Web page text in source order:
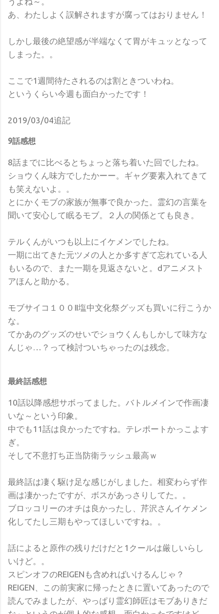
あ、わたしよく誤解されますが腐ってはおりません！
しかし最後の絶望感が半端なくて胃がキュッとなって
しまった。。
ここで1週間待たされるのは割ときついわね。
というくらい今週も面白かったです！
2019/03/04追記
9話感想
8話までに比べるとちょっと落ち着いた回でしたね。
ショウくん味方でしたかーー。ギャグ要素入れてきて
も笑えないよ。。
とにかくモブの家族が無事で良かった。霊幻の言葉を
聞いて安心して眠るモブ。２人の関係とても良き。
テルくんがいつも以上にイケメンでしたね。
一期に出てきた元ツメの人とか多すぎて忘れている人
もいるので、また一期を見返さないと。dアニメスト
アほんと助かる。
モブサイコ１００Ⅱ塩中文化祭グッズも買いに行こうか
な。
てかあのグッズのせいでショウくんもしかして味方な
んじゃ…？って検討ついちゃったのは残念。
最終話感想
10話以降感想サボってました。バトルメインで作画凄
いな～という印象。
中でも11話は良かったですね。テレポートかっこよす
ぎ。
そして不意打ち正当防衛ラッシュ最高ｗ
最終話は凄く駆け足な感じがしました。相変わらず作
画は凄かったですが、ボスがあっさりしてた。。
ブロッコリーのオチは良かったし、芹沢さんイケメン
化してたし三期もやってほしいですね。。
話によると原作の残りだけだと1クールは厳しいらし
いけど。。
スピンオフのREIGENも含めればいけるんじゃ？
REIGEN、この前実家に帰ったときに置いてあったので
読んでみましたが、やっぱり霊幻師匠はモブありきだ